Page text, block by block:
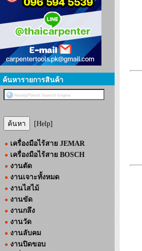
ค้นหารายการสินค้า
[Help]
เครื่องมือไร้สาย JEMAR
เครื่องมือไร้สาย BOSCH
งานตัด
งานเจาะทั้งหมด
งานไสไม้
งานขัด
งานกลึง
งานวัด
งานลับคม
งานปิดขอบ